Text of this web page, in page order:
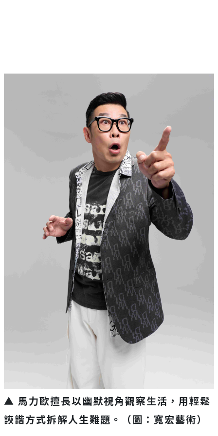
▲ 馬力歐擅長以幽默視角觀察生活，用輕鬆
詼諧方式拆解人生難題 。（圖：寬宏藝術）